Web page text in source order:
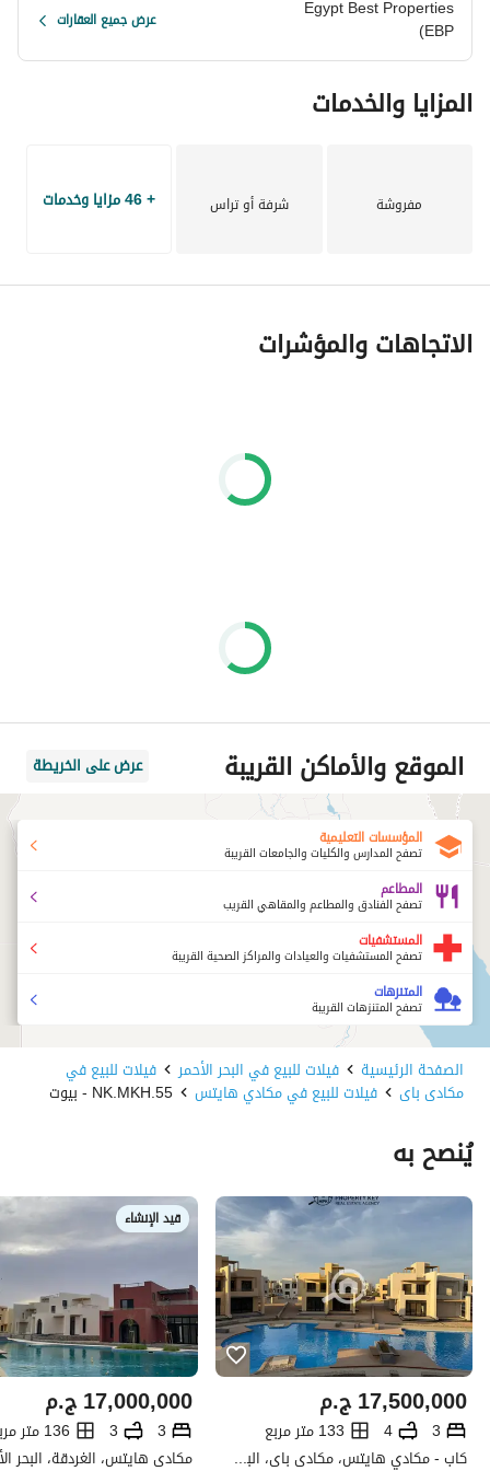
أكثر من أي وقت مضى. احجز تاون هاوسك في ماكادي هايتس
اليوم!
عرض معلومات الاتصال
ماكادي هايتس – حيث يلتقي الفخامة مع البحر الأحمر!
Egypt Best Properties
(EBP عرض جميع العقارات
المزايا والخدمات
مفروشة شرفة أو تراس + 46 مزايا وخدمات
الاتجاهات والمؤشرات
الموقع والأماكن القريبة عرض على الخريطة
المؤسسات التعليمية
تصفح المدارس والكليات والجامعات القريبة
المطاعم
تصفح الفنادق والمطاعم والمقاهي القريب
المستشفيات
تصفح المستشفيات والعيادات والمراكز الصحية القريبة
المتنزهات
تصفح المتنزهات القريبة
الصفحة الرئيسية فيلات للبيع في البحر الأحمر فيلات للبيع في
مكادى باى فيلات للبيع في مكادي هايتس NK.MKH.55 - بيوت
يُنصح به
ج.م17,500,000
3
4
133 متر مربع
كاب - مكادي هايتس، مكادى باى، البحر الأحمر
قيد الإنشاء
ج.م17,000,000
3
3
136 متر مربع
مكادى هايتس، الغردقة، البحر